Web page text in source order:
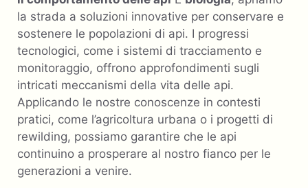
la strada a soluzioni innovative per conservare e
sostenere le popolazioni di api. I progressi
tecnologici, come i sistemi di tracciamento e
monitoraggio, offrono approfondimenti sugli
intricati meccanismi della vita delle api.
Applicando le nostre conoscenze in contesti
pratici, come l’agricoltura urbana o i progetti di
rewilding, possiamo garantire che le api
continuino a prosperare al nostro fianco per le
generazioni a venire.